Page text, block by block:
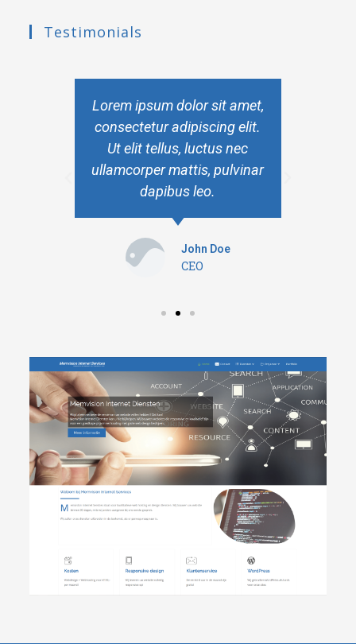
Testimonials
Lorem ipsum dolor sit amet,
consectetur adipiscing elit.
Ut elit tellus, luctus nec
ullamcorper mattis, pulvinar
dapibus leo.
John Doe
CEO